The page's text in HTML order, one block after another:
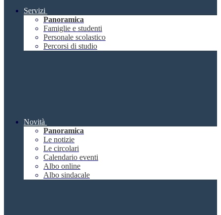
Servizi
Panoramica
Famiglie e studenti
Personale scolastico
Percorsi di studio
Novità
Panoramica
Le notizie
Le circolari
Calendario eventi
Albo online
Albo sindacale